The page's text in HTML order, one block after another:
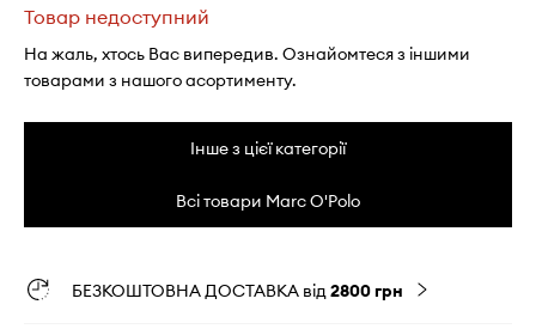
Товар недоступний
На жаль, хтось Вас випередив. Ознайомтеся з іншими
товарами з нашого асортименту.
Інше з цієї категорії
Всі товари Marc O'Polo
БЕЗКОШТОВНА ДОСТАВКА від2800 грн